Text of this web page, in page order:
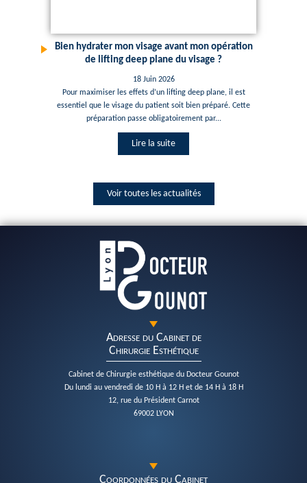
Bien hydrater mon visage avant mon opération
de lifting deep plane du visage ?
18 Juin 2026
Pour maximiser les effets d’un lifting deep plane, il est
essentiel que le visage du patient soit bien préparé. Cette
préparation passe obligatoirement par...
Lire la suite
Voir toutes les actualités
Adresse du Cabinet de
Chirurgie Esthétique
Cabinet de Chirurgie esthétique du Docteur Gounot
Du lundi au vendredi de 10 H à 12 H et de 14 H à 18 H
12, rue du Président Carnot
69002 LYON
Coordonnées du Cabinet